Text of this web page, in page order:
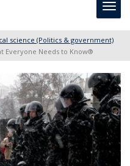
science (Politics & government)
Everyone Needs to Know®